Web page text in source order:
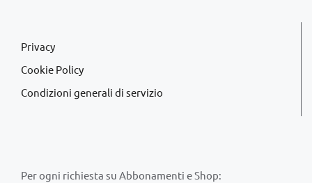
Privacy
Cookie Policy
Condizioni generali di servizio
Per ogni richiesta su Abbonamenti e Shop: